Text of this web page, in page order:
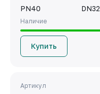
PN40 DN32
Наличие
Купить
Артикул